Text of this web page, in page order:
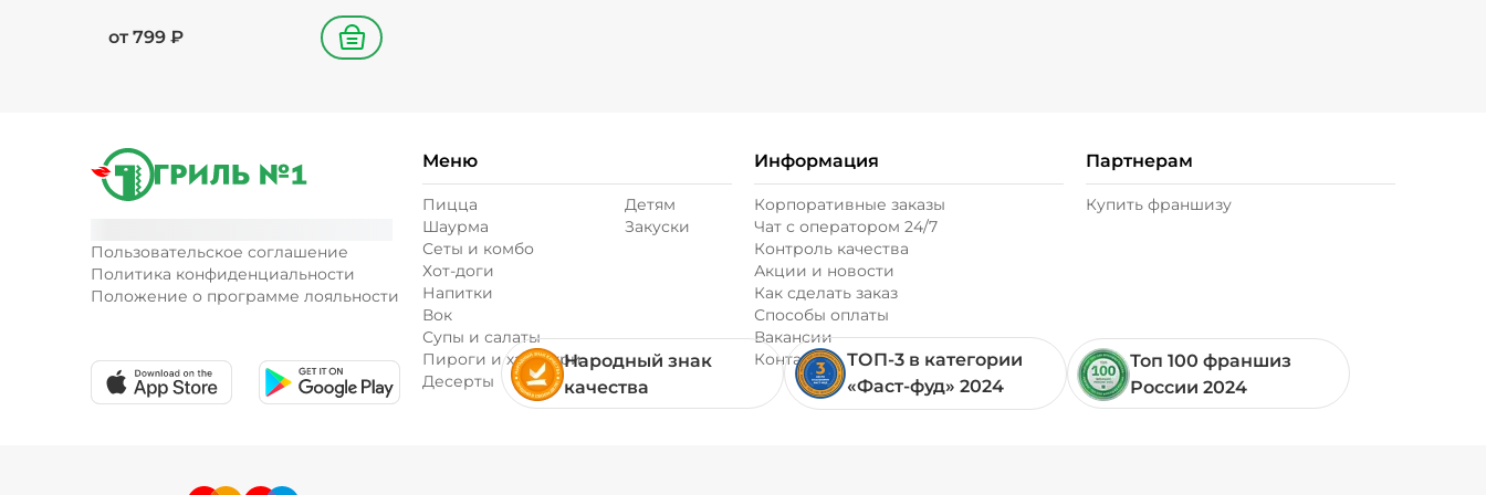
от 799 ₽ В корзину
Пользовательское соглашение
Политика конфиденциальности
Положение о программе лояльности
Меню
Пицца
Шаурма
Сеты и комбо
Хот-доги
Напитки
Вок
Супы и салаты
Пироги и хачапури
Десерты
Детям
Закуски
Информация
Корпоративные заказы
Чат с оператором 24/7
Контроль качества
Акции и новости
Как сделать заказ
Способы оплаты
Вакансии
Контакты
Партнерам
Купить франшизу
Народный знак
качества
ТОП-3 в категории
«Фаст-фуд» 2024
Топ 100 франшиз
России 2024